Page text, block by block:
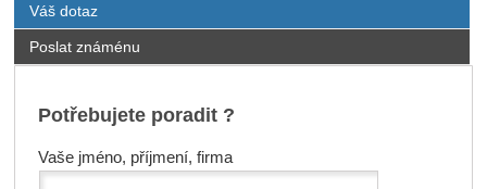
Váš dotaz
Poslat známénu
Potřebujete poradit ?
Vaše jméno, příjmení, firma